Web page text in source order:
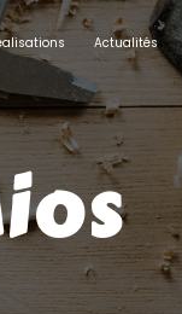
Actualités